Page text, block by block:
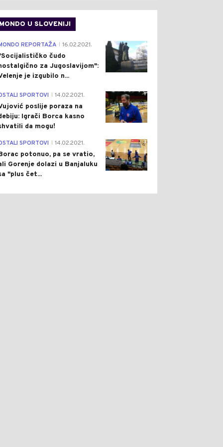
MONDO U SLOVENIJI
4
REPORTAŽA 16.02.2021.
čudo
za Jugoslavijom":
je izgubilo n...
1
SPORTOVI 14.02.2021.
poslije poraza na
Igrači Borca kasno
da mogu!
3
SPORTOVI 14.02.2021.
potonuo, pa se vratio,
Gorenje dolazi u Banjaluku
"plus čet...